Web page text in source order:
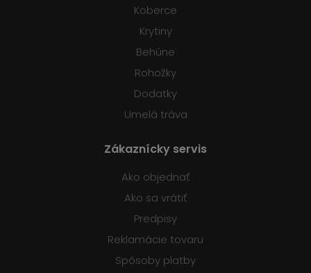
Koberce
Krytiny
Behúne
Rohožky
Dodatky
Umelá tráva
Zákaznícky servis
Ako objednať
Ako sa vrátiť
Predpisy
Reklamácie tovaru
Spôsoby platby